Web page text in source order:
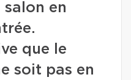
en
que le
soit pas en